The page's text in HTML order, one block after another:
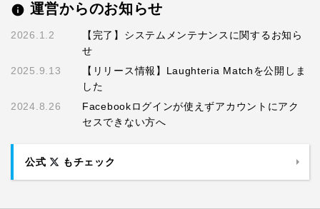
info 運営からのお知らせ
2026.1.2
【完了】システムメンテナンスに関するお知ら
せ
2025.9.13
【リリース情報】Laughteria Matchを公開しま
した
2024.8.26
Facebookログインが使えずアカウントにアク
セスできない方へ
公式 もチェック